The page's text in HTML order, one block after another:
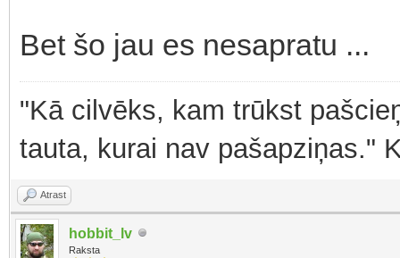
Bet šo jau es nesapratu ...
"Kā cilvēks, kam trūkst
tauta, kurai nav pašapziņas."
Atrast
hobbit_lv
Raksta